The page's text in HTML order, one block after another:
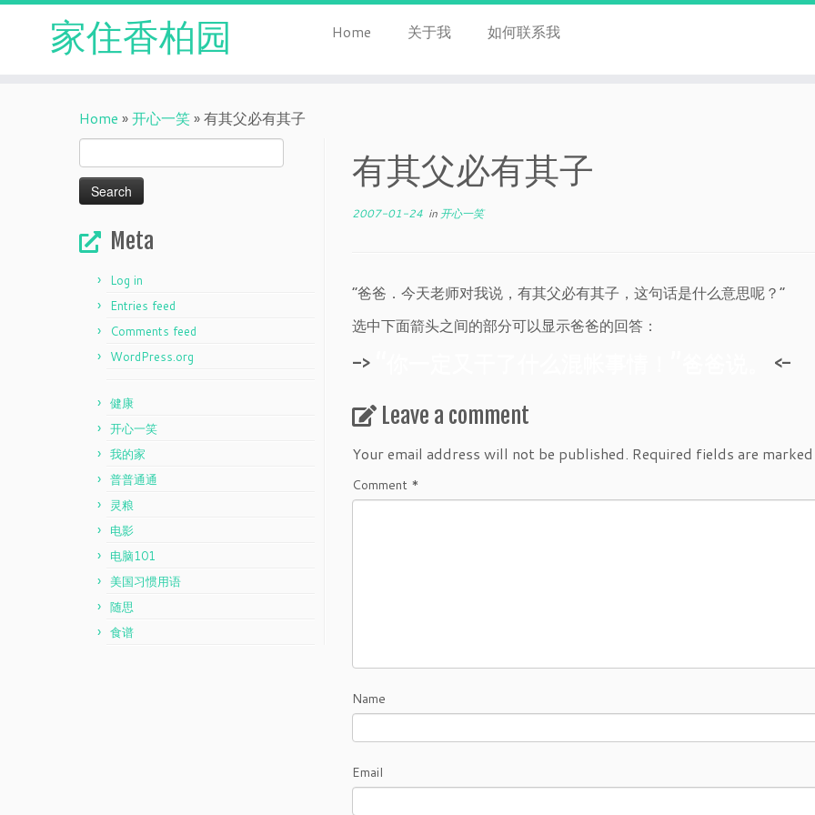
家住香柏园 Home 关于我 如何联系我
Home »开心一笑»有其父必有其子
for:
Meta
Log in
Entries feed
Comments feed
WordPress.org
健康
开心一笑
我的家
普普通通
灵粮
电影
电脑101
美国习惯用语
随思
食谱
有其父必有其子
2007-01-24 in 开心一笑
“爸爸．今天老师对我说，有其父必有其子，这句话是什么意思呢？”
选中下面箭头之间的部分可以显示爸爸的回答：
->
<-
Leave a comment
Your email address will not be published. Required fields are
Comment *
Name
Email